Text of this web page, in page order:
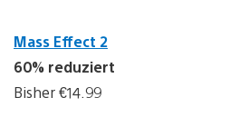
Mass Effect 2
60% reduziert
Bisher €14.99